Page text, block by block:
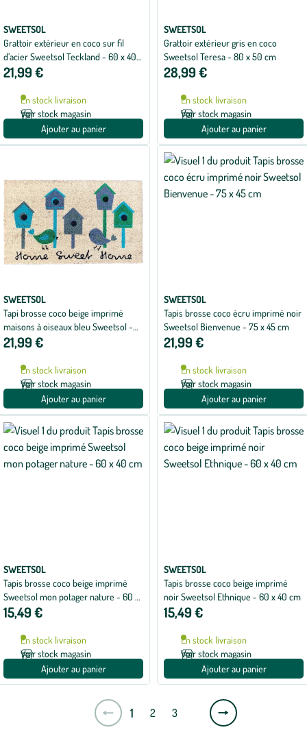
SWEETSOL
Grattoir extérieur en coco sur fil
d’acier Sweetsol Teckland - 60 x 40
cm
21,99 €
En stock livraison
Voir stock magasin
Ajouter au panier
SWEETSOL
Grattoir extérieur gris en coco
Sweetsol Teresa - 80 x 50 cm
28,99 €
En stock livraison
Voir stock magasin
Ajouter au panier
SWEETSOL
Tapi brosse coco beige imprimé
maisons à oiseaux bleu Sweetsol -
75 x 45 cm
21,99 €
En stock livraison
Voir stock magasin
Ajouter au panier
SWEETSOL
Tapis brosse coco écru imprimé noir
Sweetsol Bienvenue - 75 x 45 cm
21,99 €
En stock livraison
Voir stock magasin
Ajouter au panier
SWEETSOL
Tapis brosse coco beige imprimé
Sweetsol mon potager nature - 60 x
40 cm
15,49 €
En stock livraison
Voir stock magasin
Ajouter au panier
SWEETSOL
Tapis brosse coco beige imprimé
noir Sweetsol Ethnique - 60 x 40 cm
15,49 €
En stock livraison
Voir stock magasin
Ajouter au panier
1 2 3
Page
suivante